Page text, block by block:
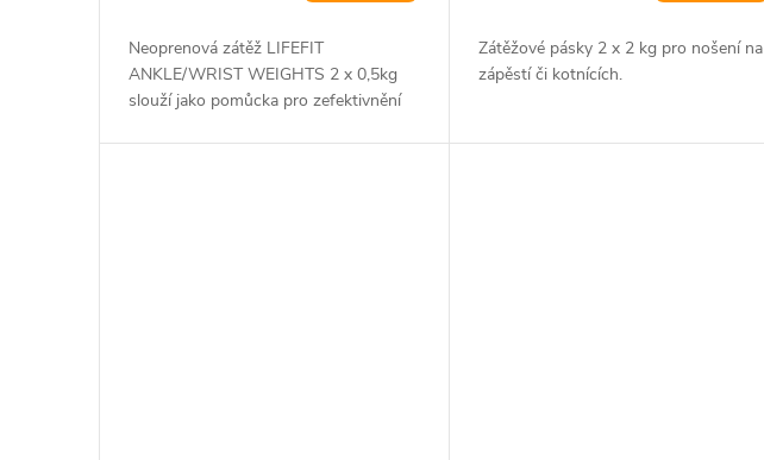
Neoprenová zátěž LIFEFIT
ANKLE/WRIST WEIGHTS 2 x 0,5kg
slouží jako pomůcka pro zefektivnění
Zátěžové pásky 2 x 2 kg pro nošení na
zápěstí či kotnících.